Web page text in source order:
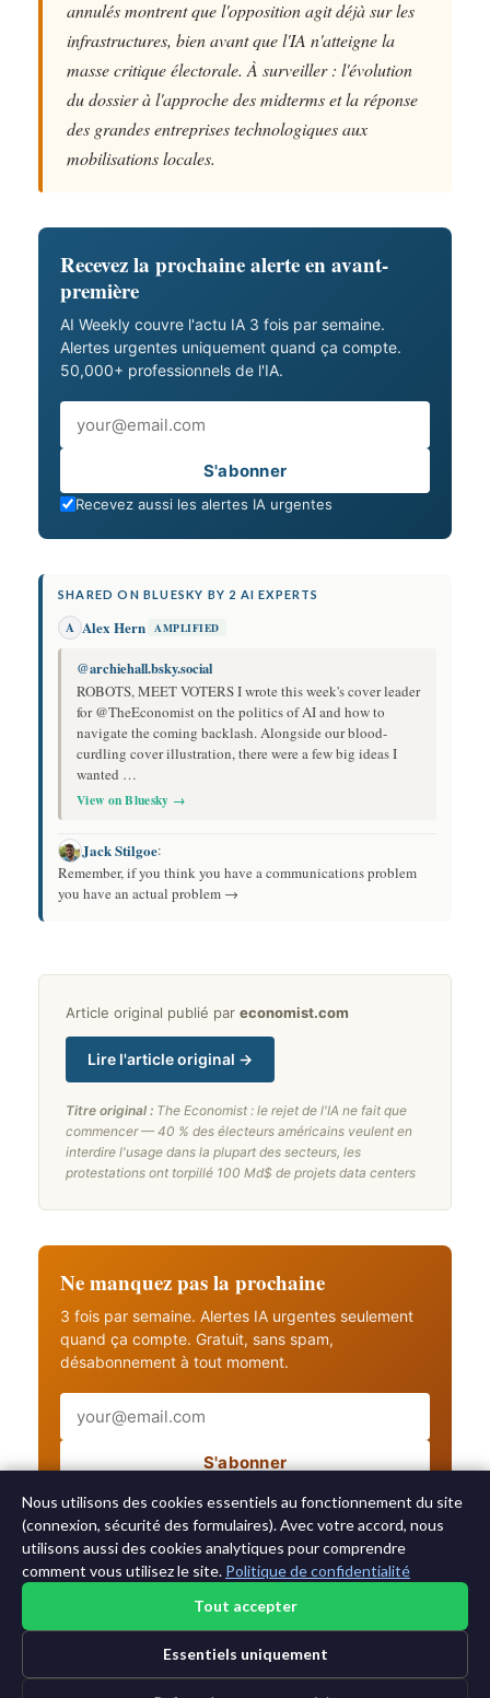
annulés montrent que l'opposition agit déjà sur les
infrastructures, bien avant que l'IA n'atteigne la
masse critique électorale. À surveiller : l'évolution
du dossier à l'approche des midterms et la réponse
des grandes entreprises technologiques aux
mobilisations locales.
Recevez la prochaine alerte en avant-
première
AI Weekly couvre l'actu IA 3 fois par semaine.
Alertes urgentes uniquement quand ça compte.
50,000+ professionnels de l'IA.
S'abonner
Recevez aussi les alertes IA urgentes
SHARED ON BLUESKY BY 2 AI EXPERTS
A Alex Hern AMPLIFIED
@archiehall.bsky.social
ROBOTS, MEET VOTERS I wrote this week's cover leader
for @TheEconomist on the politics of AI and how to
navigate the coming backlash. Alongside our blood-
curdling cover illustration, there were a few big ideas I
wanted …
View on Bluesky →
Jack Stilgoe:
Remember, if you think you have a communications problem
you have an actual problem →
Article original publié par economist.com
Lire l'article original →
Titre original : The Economist : le rejet de l'IA ne fait que
commencer — 40 % des électeurs américains veulent en
interdire l'usage dans la plupart des secteurs, les
protestations ont torpillé 100 Md$ de projets data centers
Ne manquez pas la prochaine
3 fois par semaine. Alertes IA urgentes seulement
quand ça compte. Gratuit, sans spam,
désabonnement à tout moment.
Email S'abonner
Recevez aussi les alertes IA urgentes
©2015-2026 AI News Weekly |Actualité IA
Nous utilisons des cookies essentiels au fonctionnement du site
(connexion, sécurité des formulaires). Avec votre accord, nous
utilisons aussi des cookies analytiques pour comprendre
comment vous utilisez le site. Politique de confidentialité
Tout accepter
Essentiels uniquement